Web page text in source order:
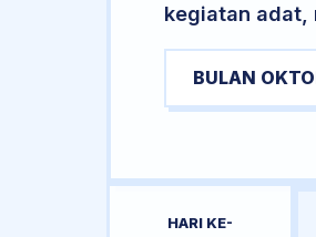
kegiatan adat,
BULAN
HARI KE-